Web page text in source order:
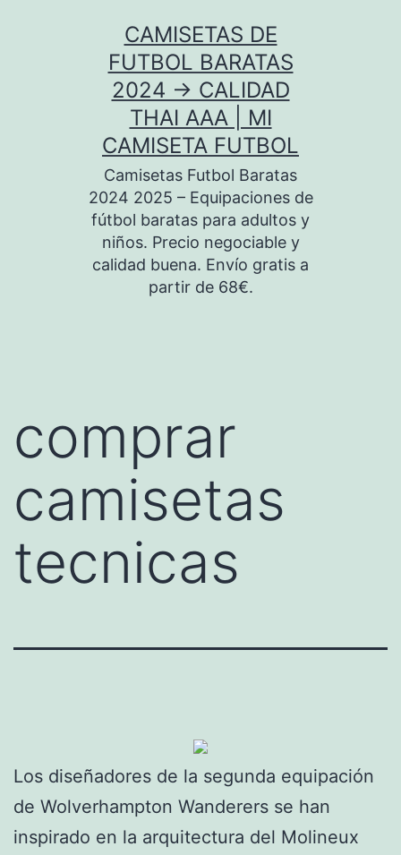
CAMISETAS DE
FUTBOL BARATAS
2024 → CALIDAD
THAI AAA | MI
CAMISETA FUTBOL
Camisetas Futbol Baratas
2024 2025 – Equipaciones de
fútbol baratas para adultos y
niños. Precio negociable y
calidad buena. Envío gratis a
partir de 68€.
comprar
camisetas
tecnicas
Los diseñadores de la segunda equipación
de Wolverhampton Wanderers se han
inspirado en la arquitectura del Molineux